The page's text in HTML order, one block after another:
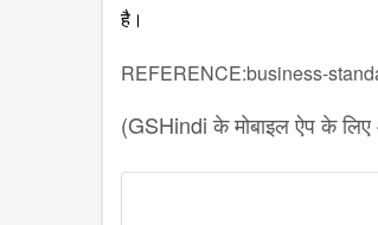
है।
REFERENCE:business-
(GSHindi के मोबाइल ऐप के